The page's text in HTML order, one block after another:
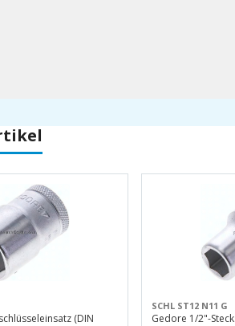
(DIN
SCHL ST12 N11 G
Gedore 1/2"-